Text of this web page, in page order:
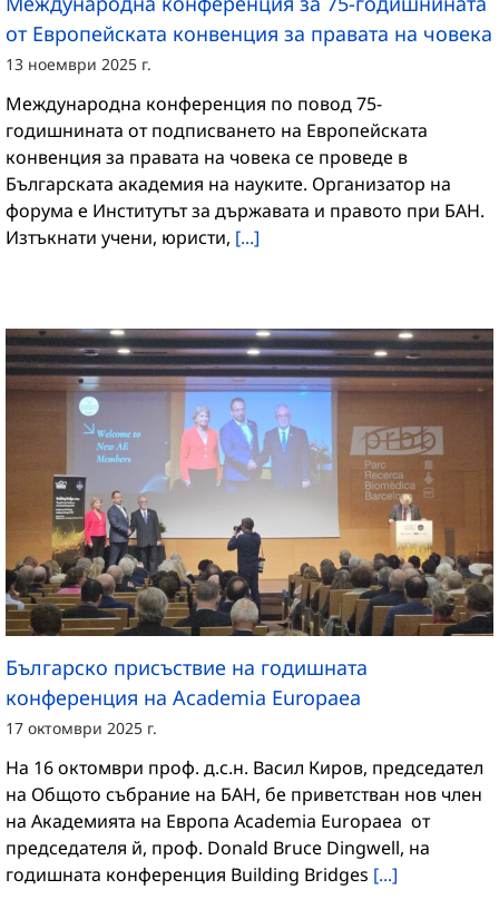
от Европейската конвенция за правата на човека
13 ноември 2025 г.
Международна конференция по повод 75-
годишнината от подписването на Европейската
конвенция за правата на човека се проведе в
Българската академия на науките. Организатор на
форума е Институтът за държавата и правото при БАН.
Изтъкнати учени, юристи, [...]
Българско присъствие на годишната
конференция на Academia Europaea
17 октомври 2025 г.
На 16 октомври проф. д.с.н. Васил Киров, председател
на Общото събрание на БАН, бе приветстван нов член
на Академията на Европа Academia Europaea от
председателя й, проф. Donald Bruce Dingwell, на
годишната конференция Building Bridges [...]